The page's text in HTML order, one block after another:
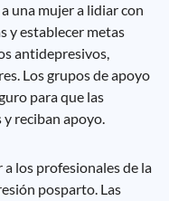
una mujer a lidiar con
y establecer metas
antidepresivos,
Los grupos de apoyo
para que las
reciban apoyo.
los profesionales de la
posparto. Las